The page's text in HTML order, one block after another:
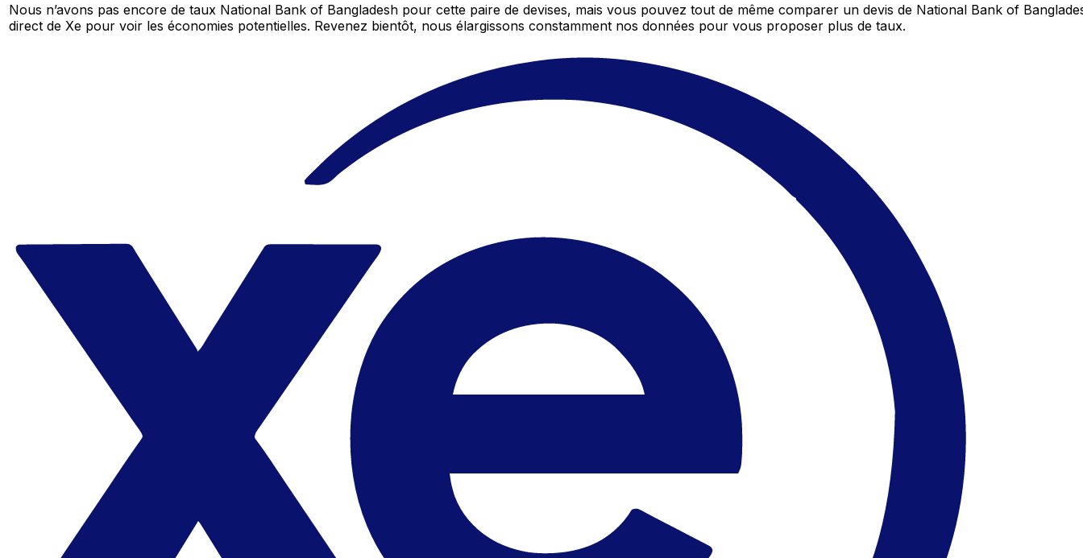
Nous n’avons pas encore de taux National Bank of Bangladesh pour cette paire de devises, mais vous pouvez tout de même comparer un devis de National Bank of
direct de Xe pour voir les économies potentielles. Revenez bientôt, nous élargissons constamment nos données pour vous proposer plus de taux.